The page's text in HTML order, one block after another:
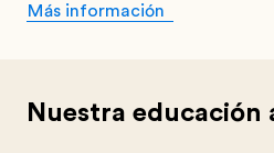
Más información
Nuestra educación